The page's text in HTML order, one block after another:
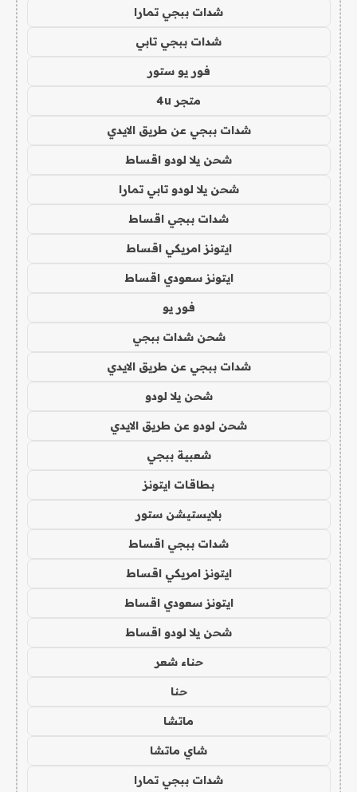
شدات ببجي تمارا
شدات ببجي تابي
فور يو ستور
متجر 4u
شدات ببجي عن طريق الايدي
شحن يلا لودو اقساط
شحن يلا لودو تابي تمارا
شدات ببجي اقساط
ايتونز امريكي اقساط
ايتونز سعودي اقساط
فور يو
شحن شدات ببجي
شدات ببجي عن طريق الايدي
شحن يلا لودو
شحن لودو عن طريق الايدي
شعبية ببجي
بطاقات ايتونز
بلايستيشن ستور
شدات ببجي اقساط
ايتونز امريكي اقساط
ايتونز سعودي اقساط
شحن يلا لودو اقساط
حناء شعر
حنا
ماتشا
شاي ماتشا
شدات ببجي تمارا